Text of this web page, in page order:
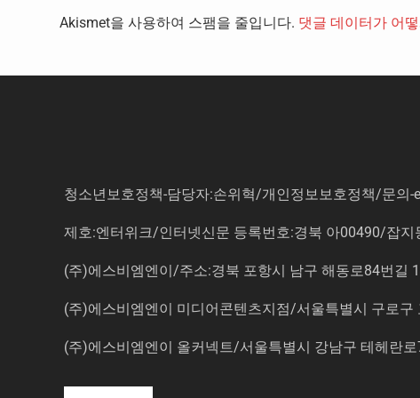
Akismet을 사용하여 스팸을 줄입니다. 댓글 데이터가 어
청소년보호정책-담당자:손위혁/개인정보보호정책/문의-
제호:엔터위크/인터넷신문 등록번호:경북 아00490/잡
(주)에스비엠엔이/주소:경북 포항시 남구 해동로84번길
(주)에스비엠엔이 미디어콘텐츠지점/서울특별시 구로구
(주)에스비엠엔이 올커넥트/서울특별시 강남구 테헤란